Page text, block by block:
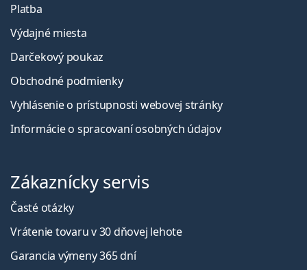
Platba
Výdajné miesta
Darčekový poukaz
Obchodné podmienky
Vyhlásenie o prístupnosti webovej stránky
Informácie o spracovaní osobných údajov
Zákaznícky servis
Časté otázky
Vrátenie tovaru v 30 dňovej lehote
Garancia výmeny 365 dní